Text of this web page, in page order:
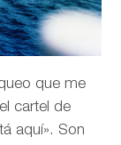
que me
cartel de
aquí». Son